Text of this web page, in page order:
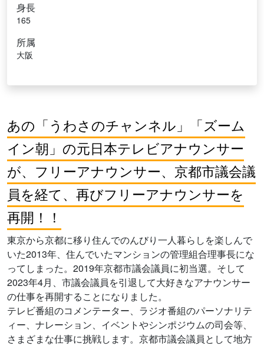
身長
165
所属
大阪
あの「うわさのチャンネル」「ズーム
イン朝」の元日本テレビアナウンサー
が、フリーアナウンサー、京都市議会議
員を経て、再びフリーアナウンサーを
再開！！
東京から京都に移り住んでのんびり一人暮らしを楽しんで
いた2013年、住んでいたマンションの管理組合理事長にな
ってしまった。2019年京都市議会議員に初当選。そして
2023年4月、市議会議員を引退して大好きなアナウンサー
の仕事を再開することになりました。
テレビ番組のコメンテーター、ラジオ番組のパーソナリテ
ィー、ナレーション、イベントやシンポジウムの司会等、
さまざまな仕事に挑戦します。京都市議会議員として地方